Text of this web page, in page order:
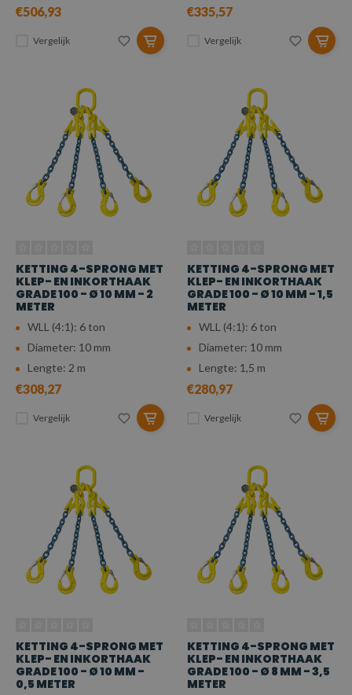
€506,93
Vergelijk
€335,57
Vergelijk
KETTING 4-SPRONG MET
KLEP- EN INKORTHAAK
GRADE 100 - Ø 10 MM - 2
METER
WLL (4:1): 6 ton
Diameter: 10 mm
Lengte: 2 m
€308,27
Vergelijk
KETTING 4-SPRONG MET
KLEP- EN INKORTHAAK
GRADE 100 - Ø 10 MM - 1,5
METER
WLL (4:1): 6 ton
Diameter: 10 mm
Lengte: 1,5 m
€280,97
Vergelijk
KETTING 4-SPRONG MET
KLEP- EN INKORTHAAK
GRADE 100 - Ø 10 MM -
0,5 METER
KETTING 4-SPRONG MET
KLEP- EN INKORTHAAK
GRADE 100 - Ø 8 MM - 3,5
METER